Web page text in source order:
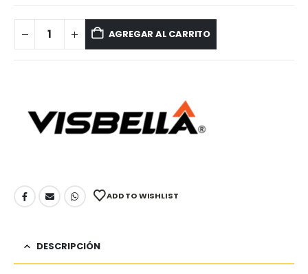
AGREGAR AL CARRITO
ADD TO WISHLIST
DESCRIPCIÓN